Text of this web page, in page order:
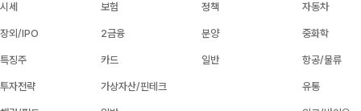
시세
장외/IPO
특징주
투자전략
보험
2금융
카드
가상자산/핀테크
정책
분양
일반
자동차
중화학
항공/물류
유통